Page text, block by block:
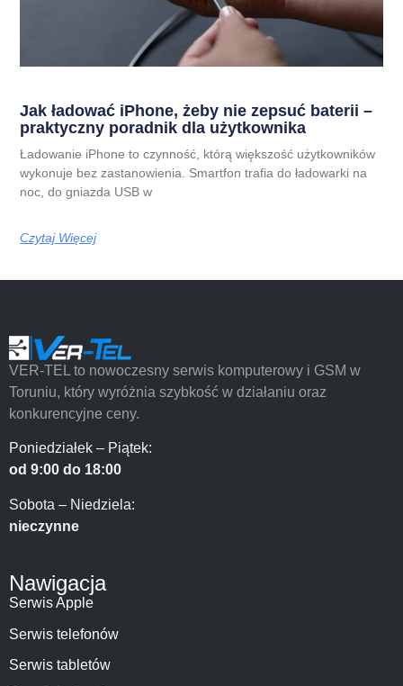
Jak ładować iPhone, żeby nie zepsuć baterii –
praktyczny poradnik dla użytkownika
Ładowanie iPhone to czynność, którą większość użytkowników
wykonuje bez zastanowienia. Smartfon trafia do ładowarki na
noc, do gniazda USB w
Czytaj Więcej
VER-TEL to nowoczesny serwis komputerowy i GSM w
Toruniu, który wyróżnia szybkość w działaniu oraz
konkurencyjne ceny.
Poniedziałek – Piątek:
od 9:00 do 18:00
Sobota – Niedziela:
nieczynne
Nawigacja
Serwis Apple
Serwis telefonów
Serwis tabletów